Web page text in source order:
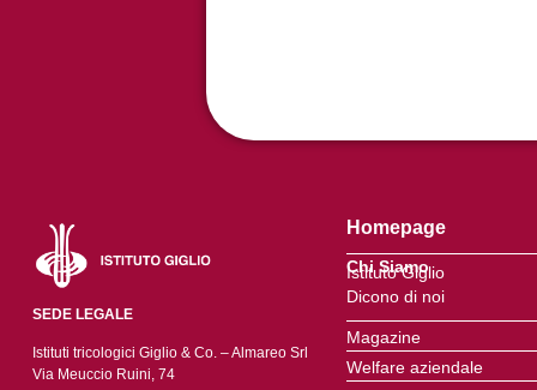
SEDE LEGALE
Istituti tricologici Giglio & Co. – Almareo Srl
Via Meuccio Ruini, 74
Homepage
Chi Siamo
Istituto Giglio
Dicono di noi
Magazine
Welfare aziendale